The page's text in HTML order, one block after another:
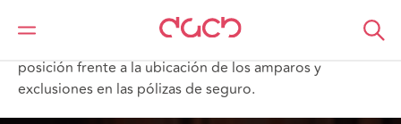
DAC Beachcroft
Lo que pensamos
posición frente a la ubicación de los amparos y
exclusiones en las pólizas de seguro.